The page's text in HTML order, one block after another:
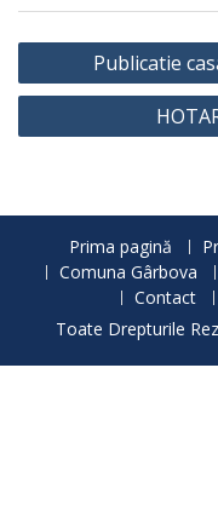
Navigare
în
Publicatie
Prima pagină
Comuna Gârbova
Contact
Toate Drepturile